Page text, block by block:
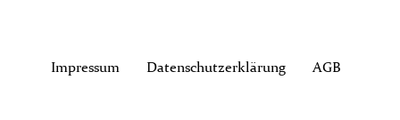
Impressum Daten­schutz­erklärung AGB